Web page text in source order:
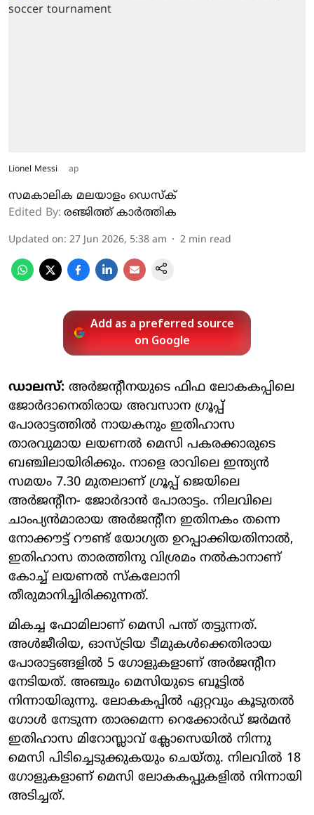
Lionel Messi ap
സമകാലിക മലയാളം ഡെസ്ക്
Edited By: രഞ്ജിത്ത് കാർത്തിക
Updated on: 27 Jun 2026, 5:38 am 2 min read
Add as a preferred source
on Google
ഡാലസ്: അർജന്റീനയുടെ ഫിഫ ലോകകപ്പിലെ
ജോർദാനെതിരായ അവസാന ​ഗ്രൂപ്പ്
പോരാട്ടത്തിൽ നായകനും ഇതിഹാസ
താരവുമായ ലയണൽ മെസി പകരക്കാരുടെ
ബഞ്ചിലായിരിക്കും. നാളെ രാവിലെ ഇന്ത്യൻ
സമയം 7.30 മുതലാണ് ഗ്രൂപ്പ് ജെയിലെ
അർജന്റീന- ജോർദാൻ പോരാട്ടം. നിലവിലെ
ചാംപ്യൻമാരായ അർജന്റീന ഇതിനകം തന്നെ
നോക്കൗട്ട് റൗണ്ട് യോഗ്യത ഉറപ്പാക്കിയതിനാൽ,
ഇതിഹാസ താരത്തിനു വിശ്രമം നൽകാനാണ്
കോച്ച് ലയണൽ സ്കലോനി
തീരുമാനിച്ചിരിക്കുന്നത്.
മികച്ച ഫോമിലാണ് മെസി പന്ത് തട്ടുന്നത്.
അൾജീരിയ, ഓസ്ട്രിയ ടീമുകൾക്കെതിരായ
പോരാട്ടങ്ങളിൽ 5 ​ഗോളുകളാണ് അർജന്റീന
നേടിയത്. അഞ്ചും മെസിയുടെ ബൂട്ടിൽ
നിന്നായിരുന്നു. ലോകകപ്പിൽ ഏറ്റവും കൂടുതൽ ​
ഗോൾ നേടുന്ന താരമെന്ന റെക്കോർഡ് ജർമൻ
ഇതിഹാസ മിറോസ്ലാവ് ക്ലോസെയിൽ നിന്നു
മെസി പിടിച്ചെടുക്കുകയും ചെയ്തു. നിലവിൽ 18 ​
ഗോളുകളാണ് മെസി ലോകകപ്പുകളിൽ നിന്നായി
അടിച്ചത്.